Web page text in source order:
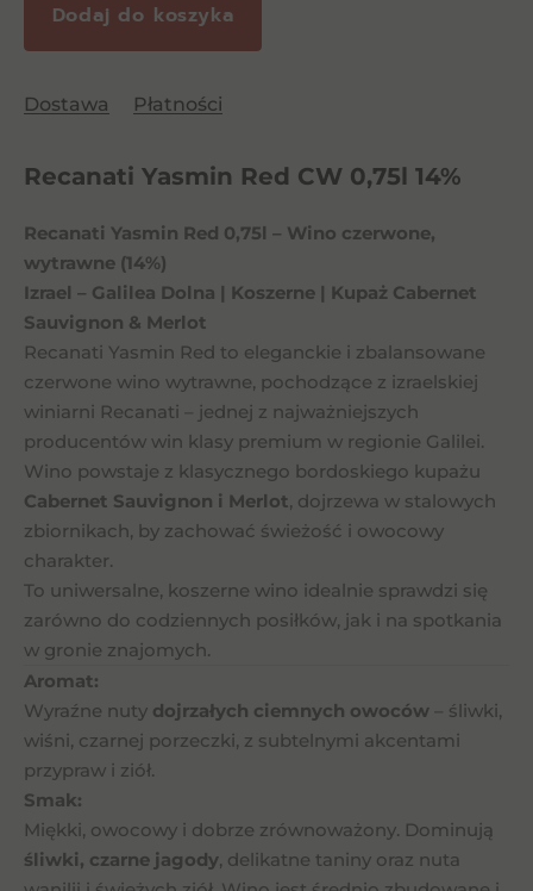
Dodaj do koszyka
Dostawa Płatności
Recanati Yasmin Red CW 0,75l 14%
Recanati Yasmin Red 0,75l – Wino czerwone,
wytrawne (14%)
Izrael – Galilea Dolna | Koszerne | Kupaż Cabernet
Sauvignon & Merlot
Recanati Yasmin Red to eleganckie i zbalansowane
czerwone wino wytrawne, pochodzące z izraelskiej
winiarni Recanati – jednej z najważniejszych
producentów win klasy premium w regionie Galilei.
Wino powstaje z klasycznego bordoskiego kupażu
Cabernet Sauvignon i Merlot, dojrzewa w stalowych
zbiornikach, by zachować świeżość i owocowy
charakter.
To uniwersalne, koszerne wino idealnie sprawdzi się
zarówno do codziennych posiłków, jak i na spotkania
w gronie znajomych.
Aromat:
Wyraźne nuty dojrzałych ciemnych owoców – śliwki,
wiśni, czarnej porzeczki, z subtelnymi akcentami
przypraw i ziół.
Smak:
Miękki, owocowy i dobrze zrównoważony. Dominują
śliwki, czarne jagody, delikatne taniny oraz nuta